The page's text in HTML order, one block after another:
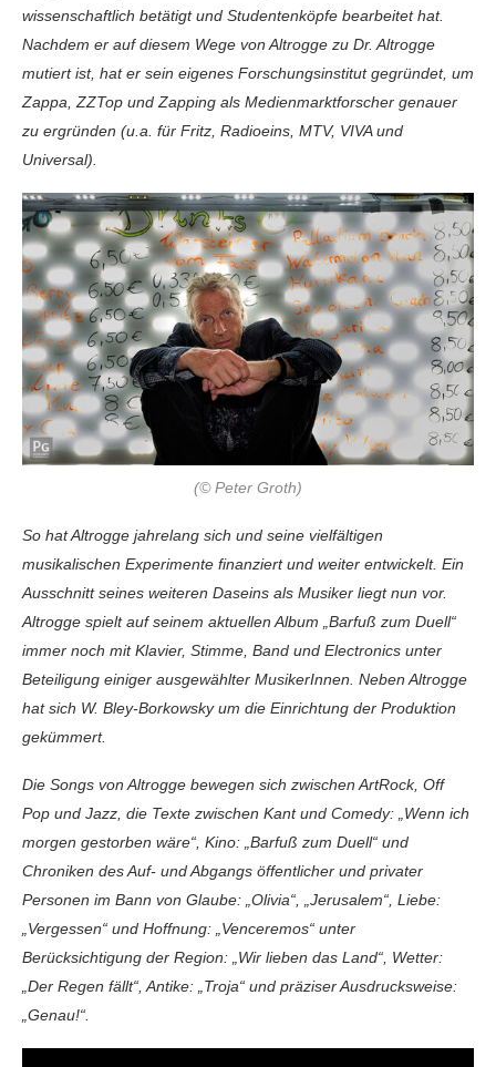
wissenschaftlich betätigt und Studentenköpfe bearbeitet hat.
Nachdem er auf diesem Wege von Altrogge zu Dr. Altrogge
mutiert ist, hat er sein eigenes Forschungsinstitut gegründet, um
Zappa, ZZTop und Zapping als Medienmarktforscher genauer
zu ergründen (u.a. für Fritz, Radioeins, MTV, VIVA und
Universal).
(© Peter Groth)
So hat Altrogge jahrelang sich und seine vielfältigen
musikalischen Experimente finanziert und weiter entwickelt. Ein
Ausschnitt seines weiteren Daseins als Musiker liegt nun vor.
Altrogge spielt auf seinem aktuellen Album „Barfuß zum Duell“
immer noch mit Klavier, Stimme, Band und Electronics unter
Beteiligung einiger ausgewählter MusikerInnen. Neben Altrogge
hat sich W. Bley-Borkowsky um die Einrichtung der Produktion
gekümmert.
Die Songs von Altrogge bewegen sich zwischen ArtRock, Off
Pop und Jazz, die Texte zwischen Kant und Comedy: „Wenn ich
morgen gestorben wäre“, Kino: „Barfuß zum Duell“ und
Chroniken des Auf- und Abgangs öffentlicher und privater
Personen im Bann von Glaube: „Olivia“, „Jerusalem“, Liebe:
„Vergessen“ und Hoffnung: „Venceremos“ unter
Berücksichtigung der Region: „Wir lieben das Land“, Wetter:
„Der Regen fällt“, Antike: „Troja“ und präziser Ausdrucksweise:
„Genau!“.